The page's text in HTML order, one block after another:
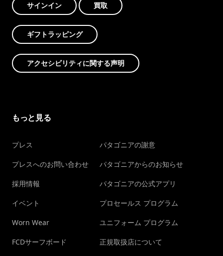
サインイン 買取
ギフトラッピング
アクセシビリティに関する声明
もっと見る
プレス
プレスへのお問い合わせ
採用情報
イベント
Worn Wear
FCDサーフボード
パタゴニアの謝意
パタゴニアからのお知らせ
パタゴニアの公式アプリ
プロセールス プログラム
ユニフォーム プログラム
正規取扱店について